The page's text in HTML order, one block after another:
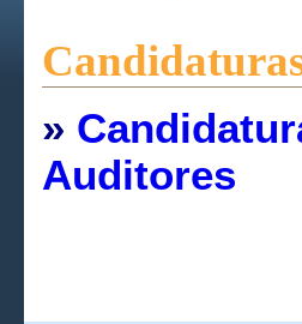
»
Auditores